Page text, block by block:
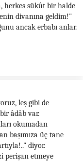
herkes sükût bir halde
divanına geldim!"
ancak erbabı anlar.
leş gibi de
âdâb var.
okumadan
başımıza üç tane
diyor.
perişan etmeye